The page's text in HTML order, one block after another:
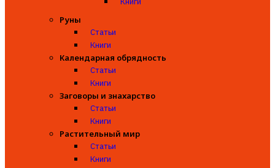
Руны
Статьи
Книги
Календарная обрядность
Статьи
Книги
Заговоры и знахарство
Статьи
Книги
Растительный мир
Статьи
Книги